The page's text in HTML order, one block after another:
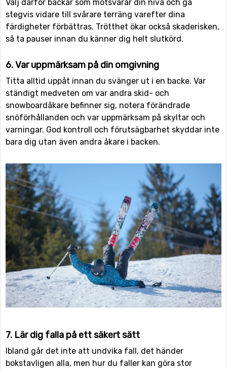
Välj därför backar som motsvarar din nivå och gå
stegvis vidare till svårare terräng varefter dina
färdigheter förbättras. Trötthet ökar också skaderisken,
så ta pauser innan du känner dig helt slutkörd.
6. Var uppmärksam på din omgivning
Titta alltid uppåt innan du svänger ut i en backe. Var
ständigt medveten om var andra skid- och
snowboardåkare befinner sig, notera förändrade
snöförhållanden och var uppmärksam på skyltar och
varningar. God kontroll och förutsägbarhet skyddar inte
bara dig utan även andra åkare i backen.
7. Lär dig falla på ett säkert sätt
Ibland går det inte att undvika fall, det händer
bokstavligen alla, men hur du faller kan göra stor